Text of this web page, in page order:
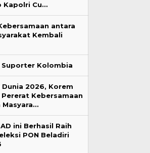
Kapolri Cu…
antara
Kembali
Suporter Kolombia
Dunia 2026, Korem
Kebersamaan
Masyara…
ini Berhasil Raih
PON Beladiri